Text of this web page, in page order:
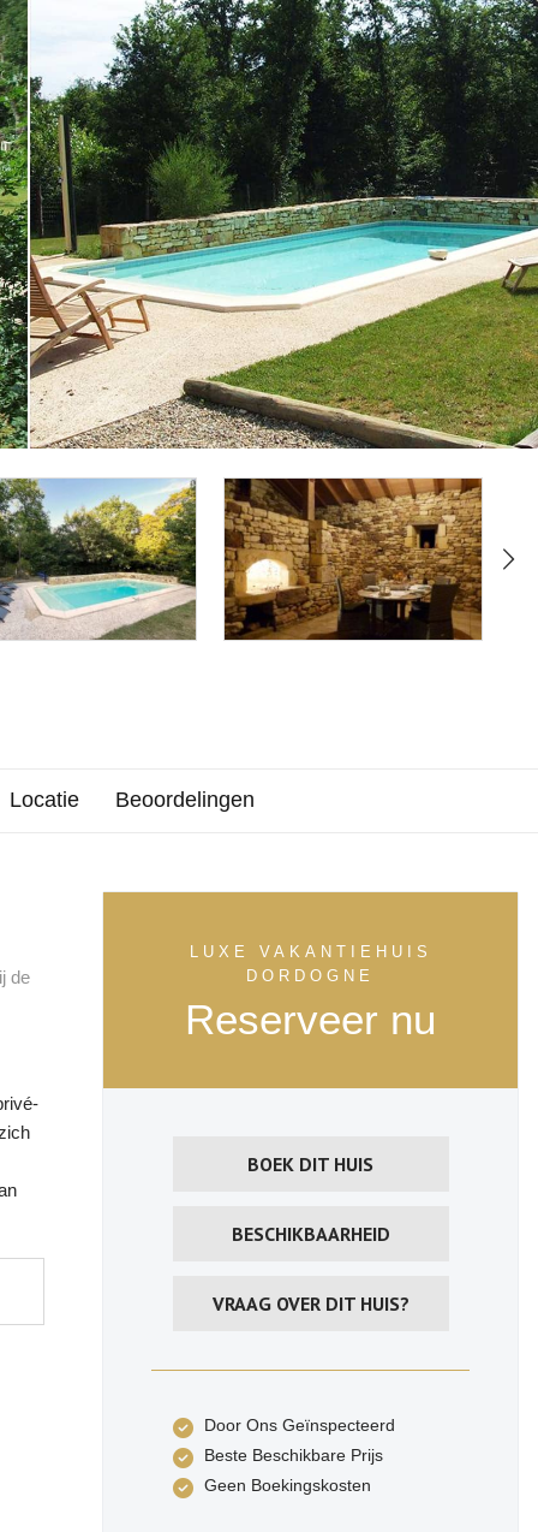
Locatie Beoordelingen
de
LUXE VAKANTIEHUIS
DORDOGNE
Reserveer nu
BOEK DIT HUIS
BESCHIKBAARHEID
VRAAG OVER DIT HUIS?
Door Ons Geïnspecteerd
Beste Beschikbare Prijs
Geen Boekingskosten